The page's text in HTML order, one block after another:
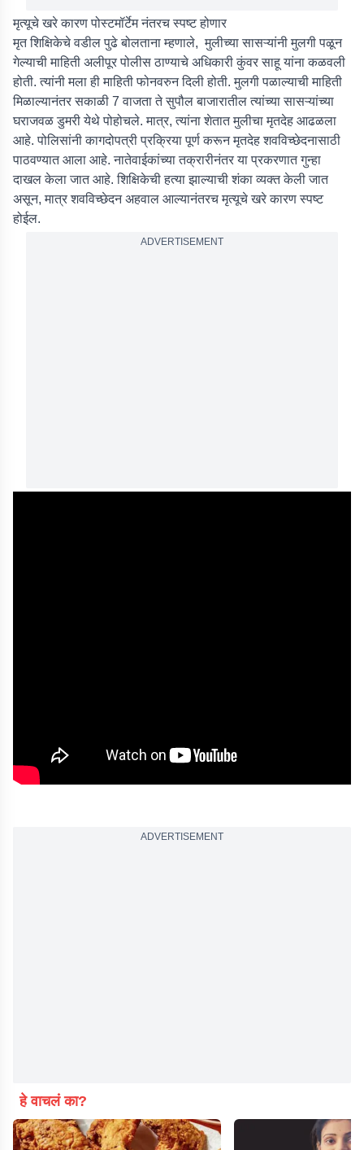
मृत्यूचे खरे कारण पोस्टमॉर्टेम नंतरच स्पष्ट होणार
मृत शिक्षिकेचे वडील पुढे बोलताना म्हणाले, मुलीच्या सासऱ्यांनी मुलगी पळून
गेल्याची माहिती अलीपूर पोलीस ठाण्याचे अधिकारी कुंवर साहू यांना कळवली
होती. त्यांनी मला ही माहिती फोनवरुन दिली होती. मुलगी पळाल्याची माहिती
मिळाल्यानंतर सकाळी 7 वाजता ते सुपौल बाजारातील त्यांच्या सासऱ्यांच्या
घराजवळ डुमरी येथे पोहोचले. मात्र, त्यांना शेतात मुलीचा मृतदेह आढळला
आहे. पोलिसांनी कागदोपत्री प्रक्रिया पूर्ण करून मृतदेह शवविच्छेदनासाठी
पाठवण्यात आला आहे. नातेवाईकांच्या तक्रारीनंतर या प्रकरणात गुन्हा
दाखल केला जात आहे. शिक्षिकेची हत्या झाल्याची शंका व्यक्त केली जात
असून, मात्र शवविच्छेदन अहवाल आल्यानंतरच मृत्यूचे खरे कारण स्पष्ट
होईल.
ADVERTISEMENT
ADVERTISEMENT
हे वाचलं का?